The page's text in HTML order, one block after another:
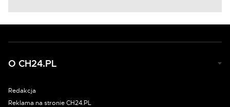
O CH24.PL
Redakcja
Reklama na stronie CH24.PL